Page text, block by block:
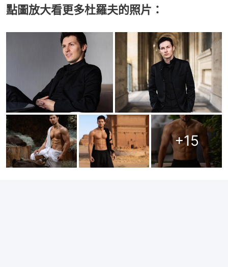
點圖放大看更多杜羅夫的照片：
+15